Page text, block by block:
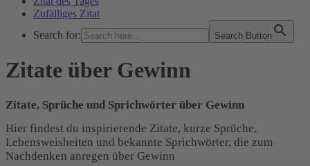
Zufälliges Zitat
Search for:
Search Button
WELT DER ZITATE
Zitate über Gewinn
Zitate, Sprüche und Sprichwörter über Gewinn
Hier findest du inspirierende Zitate, kurze Sprüche,
Lebensweisheiten und bekannte Sprichwörter, die zum
Nachdenken anregen über Gewinn